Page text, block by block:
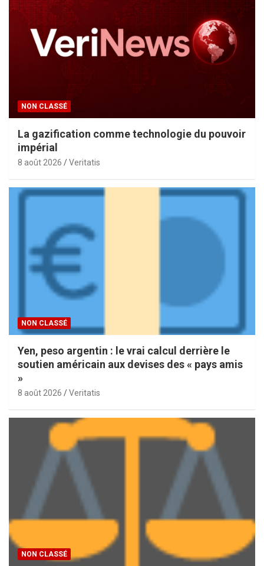
NON CLASSÉ
La gazification comme technologie du pouvoir
impérial
8 août 2026 Veritatis
NON CLASSÉ
Yen, peso argentin : le vrai calcul derrière le
soutien américain aux devises des « pays amis
»
8 août 2026 Veritatis
NON CLASSÉ